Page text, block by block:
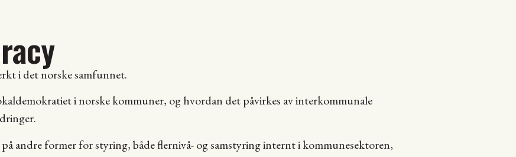
i det norske samfunnet.
i norske kommuner, og hvordan det påvirkes av interkommunale
på andre former for styring, både flernivå- og samstyring internt i kommunesektoren,